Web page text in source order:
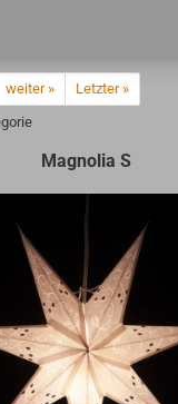
weiter »
Letzter »
Magnolia S